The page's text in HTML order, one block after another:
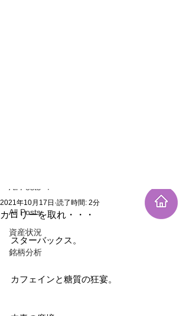
All Posts
資産状況
銘柄分析
All Posts
カロリーを取れ・・・
2021年10月17日 読了時間: 2分
スターバックス。
カフェインと糖質の狂宴。